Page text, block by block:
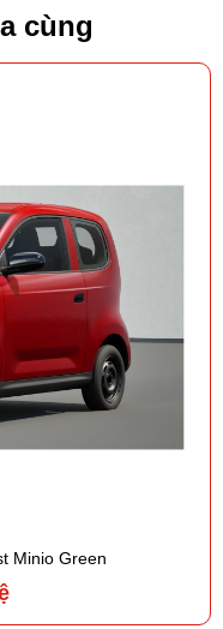
cùng
Minio Green